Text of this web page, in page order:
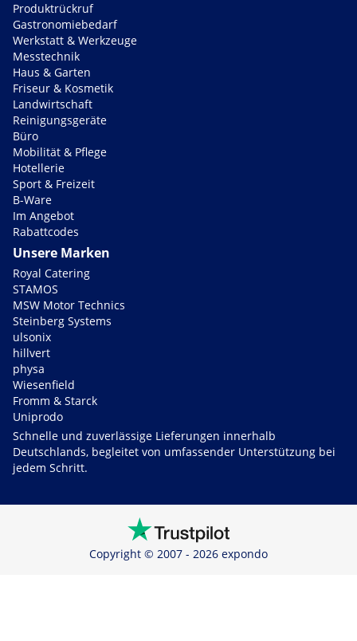
Produktrückruf
Gastronomiebedarf
Werkstatt & Werkzeuge
Messtechnik
Haus & Garten
Friseur & Kosmetik
Landwirtschaft
Reinigungsgeräte
Büro
Mobilität & Pflege
Hotellerie
Sport & Freizeit
B-Ware
Im Angebot
Rabattcodes
Unsere Marken
Royal Catering
STAMOS
MSW Motor Technics
Steinberg Systems
ulsonix
hillvert
physa
Wiesenfield
Fromm & Starck
Uniprodo
Schnelle und zuverlässige Lieferungen innerhalb
Deutschlands, begleitet von umfassender Unterstützung bei
jedem Schritt.
Copyright © 2007 - 2026 expondo